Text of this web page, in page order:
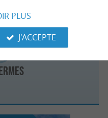
PLUS
J'ACCEPTE